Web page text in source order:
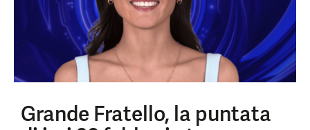
Grande Fratello, la puntata